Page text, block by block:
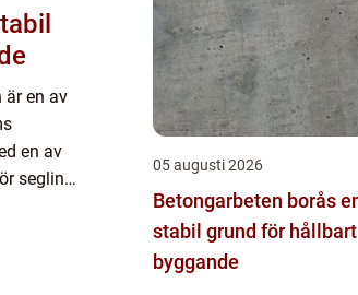
är en av
en av
segling,
05 augusti 2026
Betongarbeten borås en
stabil grund för hållbart
byggande